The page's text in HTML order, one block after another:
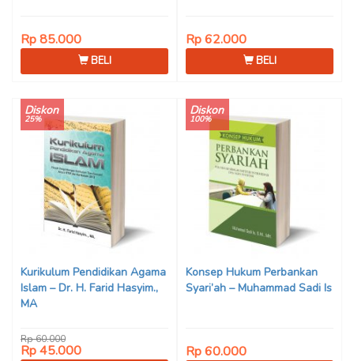
Rp 85.000
BELI
Rp 62.000
BELI
Diskon
25%
Kurikulum Pendidikan Agama
Islam – Dr. H. Farid Hasyim.,
MA
Rp 60.000
Rp 45.000
Diskon
100%
Konsep Hukum Perbankan
Syari’ah – Muhammad Sadi Is
Rp 60.000